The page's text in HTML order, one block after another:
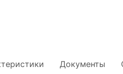
Документы